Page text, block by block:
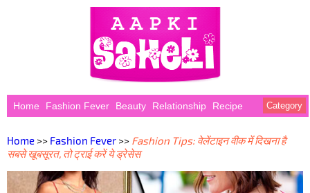
Home Fashion Fever Beauty Relationship Recipe Category
Home >> Fashion Fever >> Fashion Tips: वेलेंटाइन वीक में दिखना है
सबसे खूबसूरत, तो ट्राई करें ये ड्रेसेस